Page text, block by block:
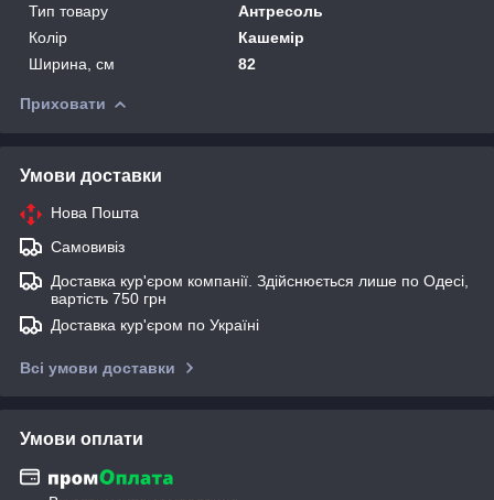
Тип товару
Антресоль
Колір
Кашемір
Ширина, см
82
Приховати
Умови доставки
Нова Пошта
Самовивіз
Доставка кур'єром компанії. Здійснюється лише по Одесі,
вартість 750 грн
Доставка кур'єром по Україні
Всі умови доставки
Умови оплати